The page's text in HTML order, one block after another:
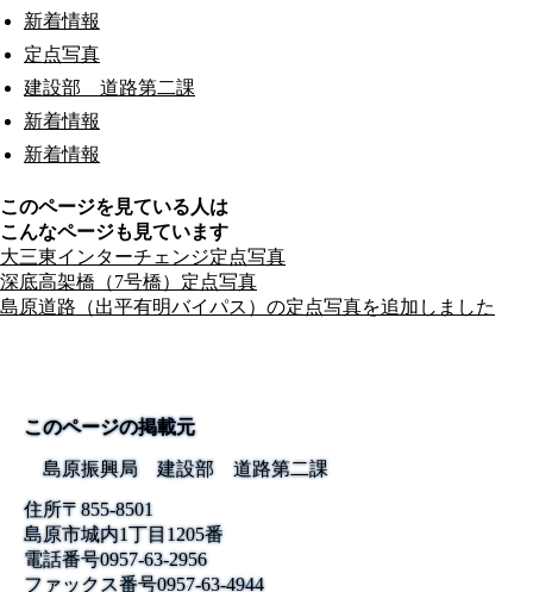
新着情報
定点写真
建設部 道路第二課
新着情報
新着情報
このページを見ている人は
こんなページも見ています
大三東インターチェンジ定点写真
深底高架橋（7号橋）定点写真
島原道路（出平有明バイパス）の定点写真を追加しました
このページの掲載元
島原振興局 建設部 道路第二課
住所〒855-8501
島原市城内1丁目1205番
電話番号0957-63-2956
ファックス番号0957-63-4944